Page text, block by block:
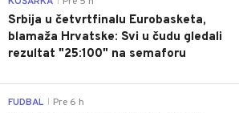
Srbija u četvrtfinalu Eurobasketa,
blamaža Hrvatske: Svi u čudu gledali
rezultat "25:100" na semaforu
FUDBAL Pre 6 h